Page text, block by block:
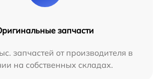
запчасти
запчастей от производителя в
на собственных складах.